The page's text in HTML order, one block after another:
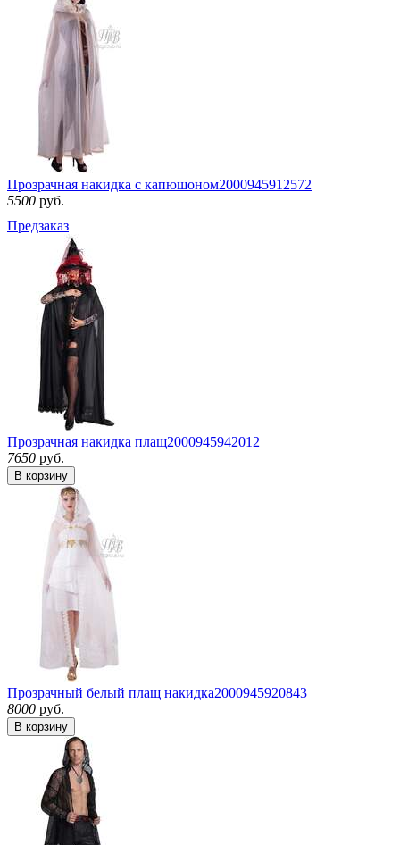
Прозрачная накидка с капюшоном2000945912572
5500 руб.
Предзаказ
Прозрачная накидка плащ2000945942012
7650 руб.
В корзину
Прозрачный белый плащ накидка2000945920843
8000 руб.
В корзину